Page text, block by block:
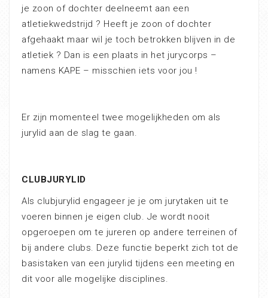
je zoon of dochter deelneemt aan een
atletiekwedstrijd ? Heeft je zoon of dochter
afgehaakt maar wil je toch betrokken blijven in de
atletiek ? Dan is een plaats in het jurycorps –
namens KAPE – misschien iets voor jou !
Er zijn momenteel twee mogelijkheden om als
jurylid aan de slag te gaan.
CLUBJURYLID
Als clubjurylid engageer je je om jurytaken uit te
voeren binnen je eigen club. Je wordt nooit
opgeroepen om te jureren op andere terreinen of
bij andere clubs. Deze functie beperkt zich tot de
basistaken van een jurylid tijdens een meeting en
dit voor alle mogelijke disciplines.